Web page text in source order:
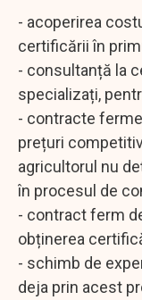
- acoperirea
certificării în
- consultanță la
specializați,
- contracte
prețuri
agricultorul nu
în procesul de
- contract ferm
obținerea
- schimb de
deja prin acest